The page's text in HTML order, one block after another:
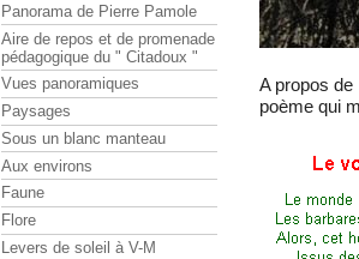
A propos
poème qui
Panorama de Pierre Pamole
Aire de repos et de promenade
pédagogique du " Citadoux "
Vues panoramiques
Paysages
Sous un blanc manteau
Aux environs
Faune
Flore
Levers de soleil à V-M